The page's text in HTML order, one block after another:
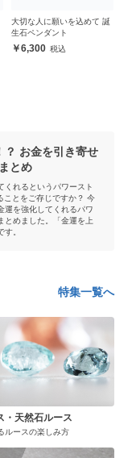
大切な人に願いを込めて 誕
生石ペンダント
6,300
？ お金を引き寄せ
とめ
くれるというパワースト
ことをご存じですか？ 今
運を強化してくれるパワ
とめました。「金運を上
。
特集一覧へ
・天然石ルース
ルースの楽しみ方